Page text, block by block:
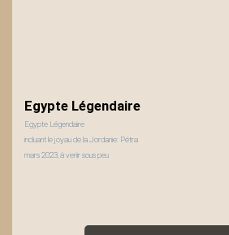
Egypte Légendaire
Egypte Légendaire
incluant le joyau de la Jordanie: Pétra
mars 2023, à venir sous peu